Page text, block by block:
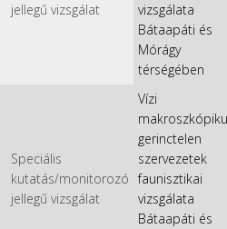
jellegű vizsgálat
vizsgálata
Bátaapáti és
Mórágy
térségében
Speciális
kutatás/monitorozó
jellegű vizsgálat
Vízi
gerinctelen
szervezetek
faunisztikai
vizsgálata
Bátaapáti és